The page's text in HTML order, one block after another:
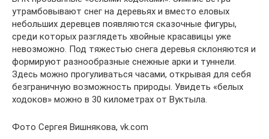
утрамбовывают снег на деревьях и вместо еловых
небольших деревцев появляются сказочные фигуры,
среди которых разглядеть хвойные красавицы уже
невозможно. Под тяжестью снега деревья склоняются и
формируют разнообразные снежные арки и туннели.
Здесь можно прогуливаться часами, открывая для себя
безграничную возможность природы. Увидеть «белых
ходоков» можно в 30 километрах от Вуктыла.
Фото Сергея Вишнякова, vk.com